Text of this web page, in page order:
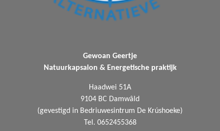
Gewoan Geertje
Natuurkapsalon & Energetische praktijk
Haadwei 51A
9104 BC Damwâld
(gevestigd in Bedriuwesintrum De Krúshoeke)
Tel. 0652455368